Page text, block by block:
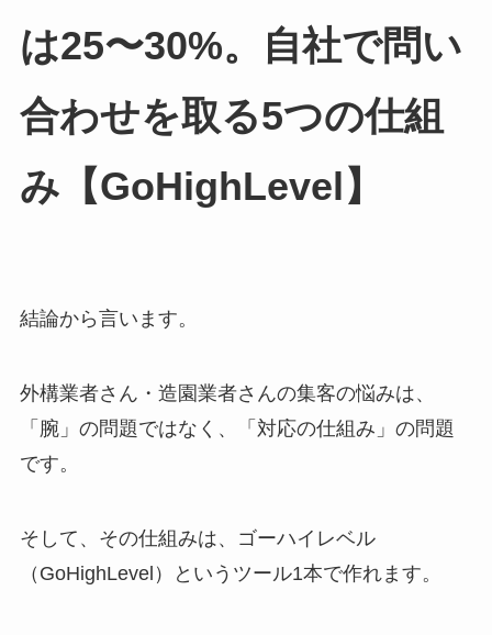
は25〜30%。自社で問い
合わせを取る5つの仕組
み【GoHighLevel】
結論から言います。
外構業者さん・造園業者さんの集客の悩みは、
「腕」の問題ではなく、「対応の仕組み」の問題
です。
そして、その仕組みは、ゴーハイレベル
（GoHighLevel）というツール1本で作れます。